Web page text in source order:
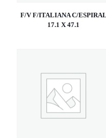
F/V F/ITALIANA C/ESPIRAL
17.1 X 47.1